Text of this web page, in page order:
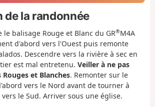
de la randonnée
le balisage Rouge et Blanc du GR®M4A
d'abord vers l'Ouest puis remonte
Descendre vers la rivière à sec en
est mal entretenu. Veiller à ne pas
et Blanches. Remonter sur le
vers le Nord avant de tourner à
le Sud. Arriver sous une église.